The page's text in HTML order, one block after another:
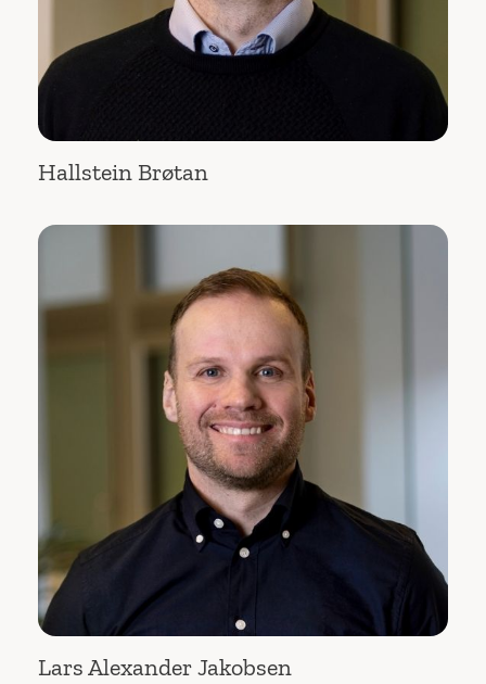
Hallstein Brøtan
Lars Alexander Jakobsen